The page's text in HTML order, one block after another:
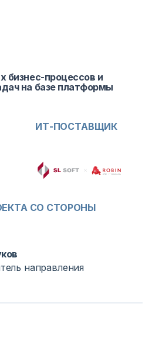
бизнес-процессов и
на базе платформы
ИТ-ПОСТАВЩИК
СО СТОРОНЫ
направления